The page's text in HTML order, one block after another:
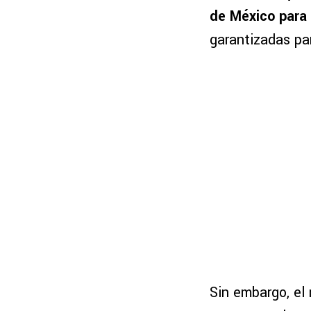
de México
garantizadas
Sin embargo,